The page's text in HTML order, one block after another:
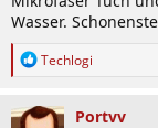
Wasser.
R
k
Techlogi
Portvv